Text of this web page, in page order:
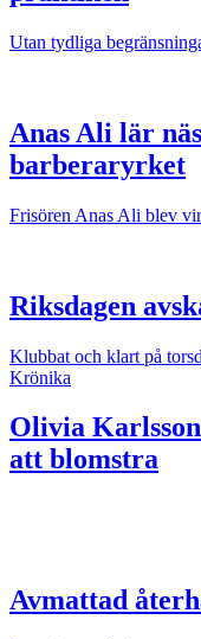
Utan tydliga
Anas Ali lär
barberaryrket
Frisören Anas Ali blev
Riksdagen
Klubbat och klart på
Krönika
Olivia Karlsson
att blomstra
Avmattad